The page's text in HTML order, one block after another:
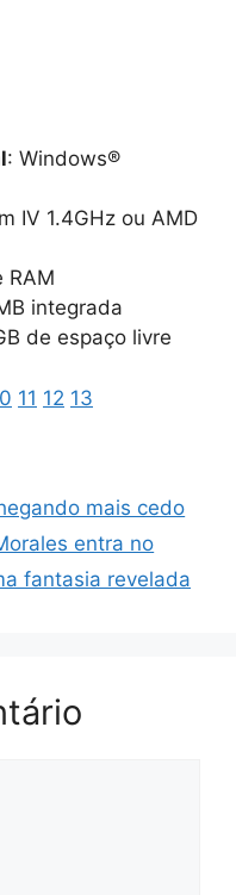
: Windows®
IV 1.4GHz ou AMD
RAM
integrada
de espaço livre
11 12 13
mais cedo
entra no
fantasia revelada